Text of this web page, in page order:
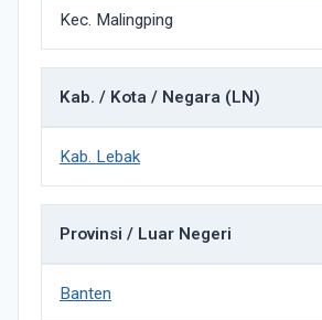
Kec. Malingping
Kab. / Kota / Negara (LN)
Kab. Lebak
Provinsi / Luar Negeri
Banten